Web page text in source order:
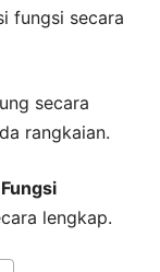
fungsi secara
secara
rangkaian.
Fungsi
lengkap.